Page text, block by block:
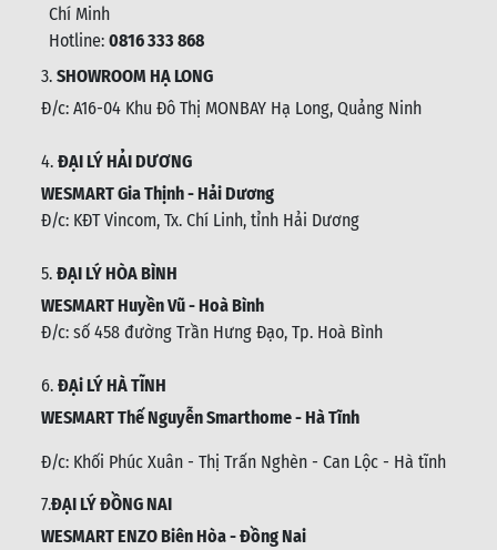
Chí Minh
Hotline: 0816 333 868
3. SHOWROOM HẠ LONG
Đ/c: A16-04 Khu Đô Thị MONBAY Hạ Long, Quảng Ninh
4. ĐẠI LÝ HẢI DƯƠNG
WESMART Gia Thịnh - Hải Dương
Đ/c: KĐT Vincom, Tx. Chí Linh, tỉnh Hải Dương
5. ĐẠI LÝ HÒA BÌNH
WESMART Huyền Vũ - Hoà Bình
Đ/c: số 458 đường Trần Hưng Đạo, Tp. Hoà Bình
6. ĐẠi LÝ HÀ TĨNH
WESMART Thế Nguyễn Smarthome - Hà Tĩnh
Đ/c: Khối Phúc Xuân - Thị Trấn Nghèn - Can Lộc - Hà tĩnh
7.ĐẠI LÝ ĐỒNG NAI
WESMART ENZO Biên Hòa - Đồng Nai